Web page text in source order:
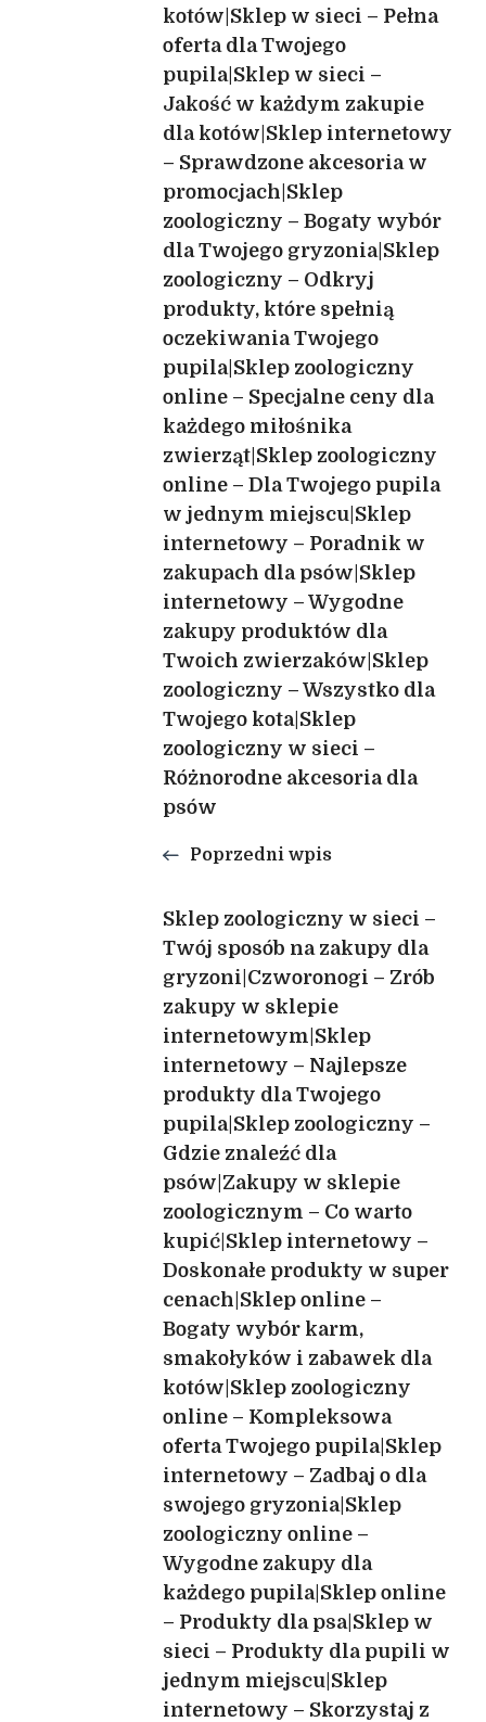
kotów|Sklep w sieci – Pełna
oferta dla Twojego
pupila|Sklep w sieci –
Jakość w każdym zakupie
dla kotów|Sklep internetowy
– Sprawdzone akcesoria w
promocjach|Sklep
zoologiczny – Bogaty wybór
dla Twojego gryzonia|Sklep
zoologiczny – Odkryj
produkty, które spełnią
oczekiwania Twojego
pupila|Sklep zoologiczny
online – Specjalne ceny dla
każdego miłośnika
zwierząt|Sklep zoologiczny
online – Dla Twojego pupila
w jednym miejscu|Sklep
internetowy – Poradnik w
zakupach dla psów|Sklep
internetowy – Wygodne
zakupy produktów dla
Twoich zwierzaków|Sklep
zoologiczny – Wszystko dla
Twojego kota|Sklep
zoologiczny w sieci –
Różnorodne akcesoria dla
psów
Poprzedni wpis
Sklep zoologiczny w sieci –
Twój sposób na zakupy dla
gryzoni|Czworonogi – Zrób
zakupy w sklepie
internetowym|Sklep
internetowy – Najlepsze
produkty dla Twojego
pupila|Sklep zoologiczny –
Gdzie znaleźć dla
psów|Zakupy w sklepie
zoologicznym – Co warto
kupić|Sklep internetowy –
Doskonałe produkty w super
cenach|Sklep online –
Bogaty wybór karm,
smakołyków i zabawek dla
kotów|Sklep zoologiczny
online – Kompleksowa
oferta Twojego pupila|Sklep
internetowy – Zadbaj o dla
swojego gryzonia|Sklep
zoologiczny online –
Wygodne zakupy dla
każdego pupila|Sklep online
– Produkty dla psa|Sklep w
sieci – Produkty dla pupili w
jednym miejscu|Sklep
internetowy – Skorzystaj z